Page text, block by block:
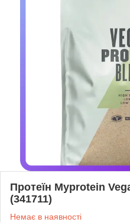
Протеїн Myprotein
(341711)
Немає в наявності